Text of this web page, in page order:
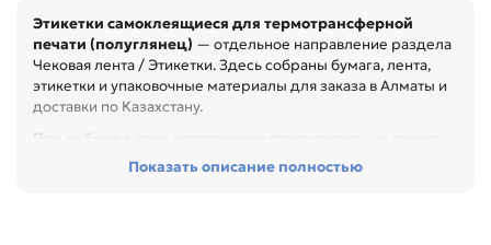
Этикетки самоклеящиеся для термотрансферной
печати (полуглянец) — отдельное направление раздела
Чековая лента / Этикетки. Здесь собраны бумага, лента,
этикетки и упаковочные материалы для заказа в Алматы и
доставки по Казахстану.
При выборе в этом направлении стоит сверять не только
название товара, но и технические параметры в карточке.
Показать описание полностью